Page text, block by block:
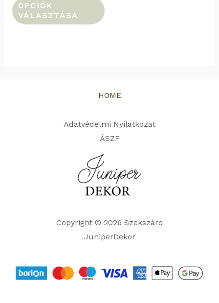
OPCIÓK
VÁLASZTÁSA
HOME
Adatvédelmi Nyilatkozat
ÁSZF
Copyright © 2026 Szekszárd
JuniperDekor